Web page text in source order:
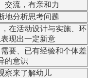
交流，有亲和力
地分析思考问题
在活动设计与实施、环
现出一定新意
要、已有经验和个体差
的意识
察来了解幼儿